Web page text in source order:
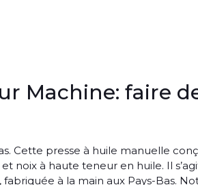
Machine: faire
Cette presse à huile manuelle
noix à haute teneur en huile. Il
à la main aux Pays-Bas.